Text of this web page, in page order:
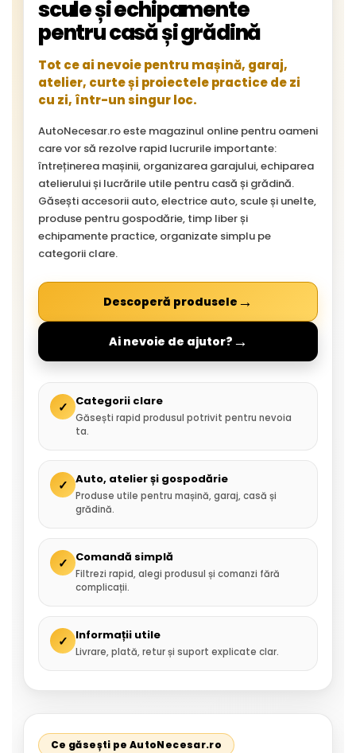
scule și echipamente
pentru casă și grădină
Tot ce ai nevoie pentru mașină, garaj,
atelier, curte și proiectele practice de zi
cu zi, într-un singur loc.
AutoNecesar.ro este magazinul online pentru oameni
care vor să rezolve rapid lucrurile importante:
întreținerea mașinii, organizarea garajului, echiparea
atelierului și lucrările utile pentru casă și grădină.
Găsești accesorii auto, electrice auto, scule și unelte,
produse pentru gospodărie, timp liber și
echipamente practice, organizate simplu pe
categorii clare.
Descoperă produsele →
Ai nevoie de ajutor? →
✓ Categorii clare
Găsești rapid produsul potrivit pentru nevoia
ta.
✓ Auto, atelier și gospodărie
Produse utile pentru mașină, garaj, casă și
grădină.
✓ Comandă simplă
Filtrezi rapid, alegi produsul și comanzi fără
complicații.
✓ Informații utile
Livrare, plată, retur și suport explicate clar.
Ce găsești pe AutoNecesar.ro